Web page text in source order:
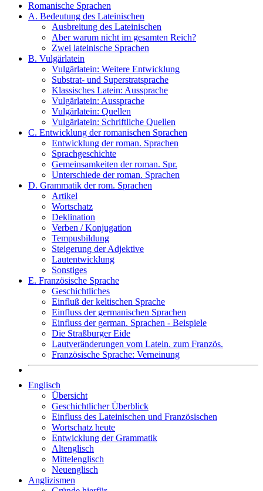
Romanische Sprachen
A. Bedeutung des Lateinischen
Ausbreitung des Lateinischen
Aber warum nicht im gesamten Reich?
Zwei lateinische Sprachen
B. Vulgärlatein
Vulgärlatein: Weitere Entwicklung
Substrat- und Superstratsprache
Klassisches Latein: Aussprache
Vulgärlatein: Aussprache
Vulgärlatein: Quellen
Vulgärlatein: Schriftliche Quellen
C. Entwicklung der romanischen Sprachen
Entwicklung der roman. Sprachen
Sprachgeschichte
Gemeinsamkeiten der roman. Spr.
Unterschiede der roman. Sprachen
D. Grammatik der rom. Sprachen
Artikel
Wortschatz
Deklination
Verben / Konjugation
Tempusbildung
Steigerung der Adjektive
Lautentwicklung
Sonstiges
E. Französische Sprache
Geschichtliches
Einfluß der keltischen Sprache
Einfluss der germanischen Sprachen
Einfluss der german. Sprachen - Beispiele
Die Straßburger Eide
Lautveränderungen vom Latein. zum Französ.
Französische Sprache: Verneinung
Englisch
Übersicht
Geschichtlicher Überblick
Einfluss des Lateinischen und Französischen
Wortschatz heute
Entwicklung der Grammatik
Altenglisch
Mittelenglisch
Neuenglisch
Anglizismen